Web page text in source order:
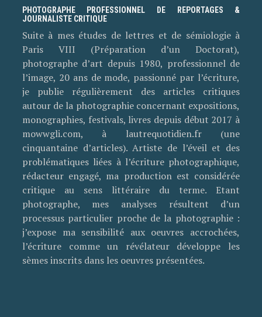
PHOTOGRAPHE PROFESSIONNEL DE REPORTAGES &
JOURNALISTE CRITIQUE
Suite à mes études de lettres et de sémiologie à
Paris VIII (Préparation d’un Doctorat),
photographe d’art depuis 1980, professionnel de
l’image, 20 ans de mode, passionné par l’écriture,
je publie régulièrement des articles critiques
autour de la photographie concernant expositions,
monographies, festivals, livres depuis début 2017 à
mowwgli.com, à lautrequotidien.fr (une
cinquantaine d’articles). Artiste de l’éveil et des
problématiques liées à l’écriture photographique,
rédacteur engagé, ma production est considérée
critique au sens littéraire du terme. Etant
photographe, mes analyses résultent d’un
processus particulier proche de la photographie :
j’expose ma sensibilité aux oeuvres accrochées,
l’écriture comme un révélateur développe les
sèmes inscrits dans les oeuvres présentées.